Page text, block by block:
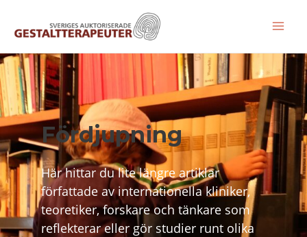
Fördjupning
Här hittar du lite längre artiklar
författade av internationella kliniker,
teoretiker, forskare och tänkare som
reflekterar eller gör studier runt olika